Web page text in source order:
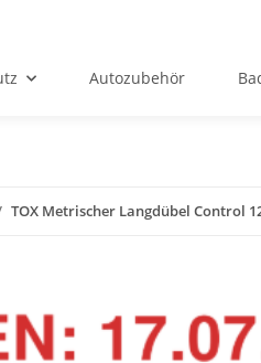
Autozubehör
TOX Metrischer Langdübel Control